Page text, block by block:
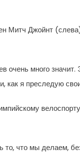
Митч Джойнт
очень много
как я преследую
то, что мы делаем,